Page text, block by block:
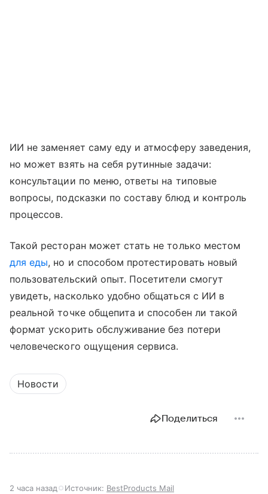
ИИ не заменяет саму еду и атмосферу заведения,
но может взять на себя рутинные задачи:
консультации по меню, ответы на типовые
вопросы, подсказки по составу блюд и контроль
процессов.
Такой ресторан может стать не только местом
для еды, но и способом протестировать новый
пользовательский опыт. Посетители смогут
увидеть, насколько удобно общаться с ИИ в
реальной точке общепита и способен ли такой
формат ускорить обслуживание без потери
человеческого ощущения сервиса.
Новости
Поделиться
2 часа назад Источник: BestProducts Mail